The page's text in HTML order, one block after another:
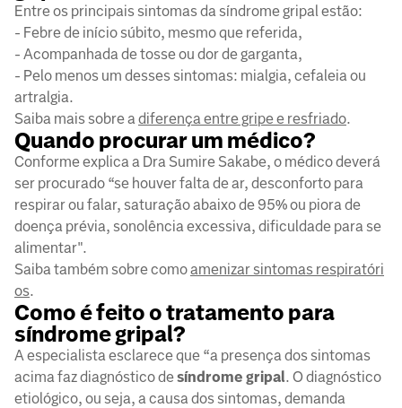
Entre os principais sintomas da síndrome gripal estão:
- Febre de início súbito, mesmo que referida,
- Acompanhada de tosse ou dor de garganta,
- Pelo menos um desses sintomas: mialgia, cefaleia ou
artralgia.
Saiba mais sobre a diferença entre gripe e resfriado.
Quando procurar um médico?
Conforme explica a Dra Sumire Sakabe, o médico deverá
ser procurado “se houver falta de ar, desconforto para
respirar ou falar, saturação abaixo de 95% ou piora de
doença prévia, sonolência excessiva, dificuldade para se
alimentar".
Saiba também sobre comoamenizar sintomas respiratóri
os.
Como é feito o tratamento para
síndrome gripal?
A especialista esclarece que “a presença dos sintomas
acima faz diagnóstico desíndrome gripal. O diagnóstico
etiológico, ou seja, a causa dos sintomas, demanda